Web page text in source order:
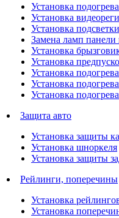
Установка
Установка
Установка
Замена ламп панели
Установка
Установка
Установка
Установка
Установка
Защита авто
Установка защиты
Установка шноркеля
Установка защиты
Рейлинги, поперечины
Установка
Установка